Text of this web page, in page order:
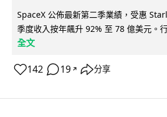
SpaceX 公佈最新第二季業績，受惠
季度收入按年飆升 92% 至 78 億美元。
全文
142 19 ↗ 分享